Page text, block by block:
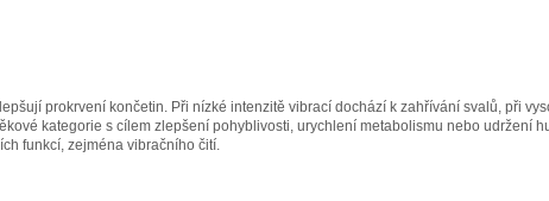
prokrvení končetin. Při nízké intenzitě vibrací dochází k zahřívání svalů, při
kategorie s cílem zlepšení pohyblivosti, urychlení metabolismu nebo udržení
funkcí, zejména vibračního čití.